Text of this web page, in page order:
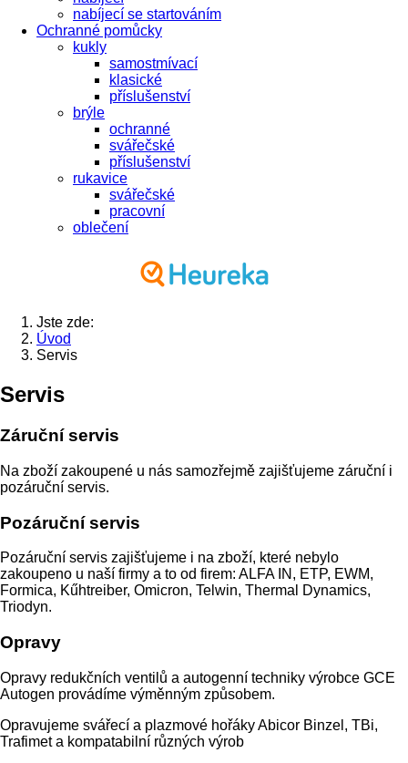
nabíjecí se startováním
Ochranné pomůcky
kukly
samostmívací
klasické
příslušenství
brýle
ochranné
svářečské
příslušenství
rukavice
svářečské
pracovní
oblečení
Jste zde:
Úvod
Servis
Servis
Záruční servis
Na zboží zakoupené u nás samozřejmě zajišťujeme záruční i
pozáruční servis.
Pozáruční servis
Pozáruční servis zajišťujeme i na zboží, které nebylo
zakoupeno u naší firmy a to od firem: ALFA IN, ETP, EWM,
Formica, Kűhtreiber, Omicron, Telwin, Thermal Dynamics,
Triodyn.
Opravy
Opravy redukčních ventilů a autogenní techniky výrobce GCE
Autogen provádíme výměnným způsobem.
Opravujeme svářecí a plazmové hořáky Abicor Binzel, TBi,
Trafimet a kompatabilní různých výrob